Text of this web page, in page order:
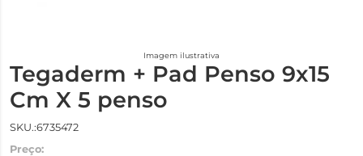
Imagem ilustrativa
Tegaderm + Pad Penso 9x15
Cm X 5 penso
SKU.:6735472
Preço: